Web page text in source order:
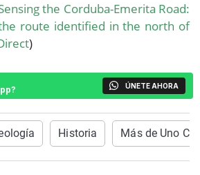
the Corduba-Emerita Road:
route identified in the north of
)
ÚNETE AHORA
Historia Más de Uno